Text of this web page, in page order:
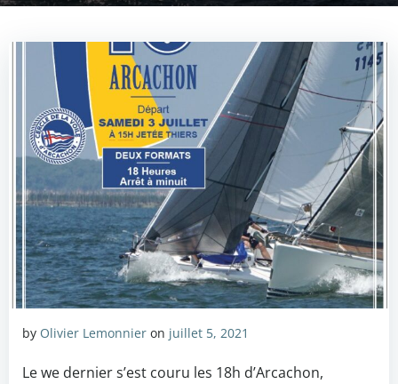
by Olivier Lemonnier on juillet 5, 2021
Le we dernier s’est couru les 18h d’Arcachon,